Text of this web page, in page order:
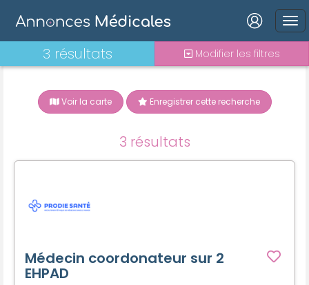
Connexion
Connexion
Se connecter avec LinkedIn
3 résultats Modifier les filtres
Voir la carte Enregistrer cette recherche
3 résultats
Médecin coordonateur sur 2
EHPAD